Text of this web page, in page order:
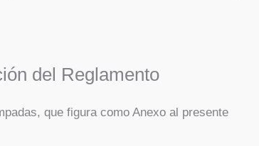
del Reglamento
que figura como Anexo al presente